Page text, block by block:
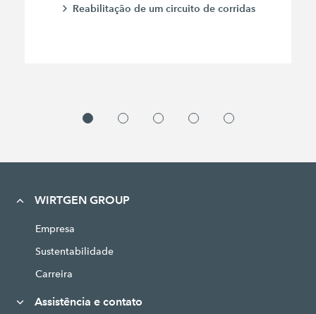
Reabilitação de um circuito de corridas
WIRTGEN GROUP
Empresa
Sustentabilidade
Carreira
Assistência e contato